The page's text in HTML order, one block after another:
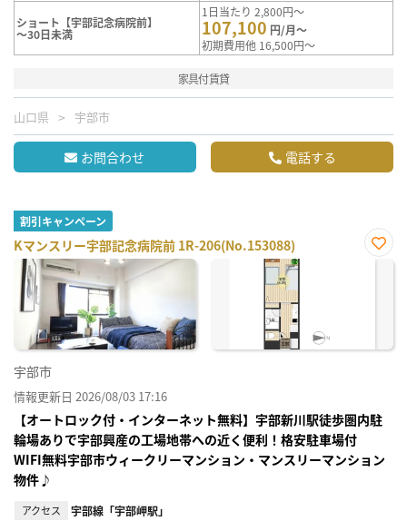
ショート【宇部記念病院前】
～30日未満
1日当たり 2,800円～
107,100 円/月～
初期費用他 16,500円～
家具付賃貸
山口県 宇部市
お問合わせ 電話する
割引キャンペーン
Kマンスリー宇部記念病院前 1R-206(No.153088)
お気
宇部市
情報更新日 2026/08/03 17:16
【オートロック付・インターネット無料】宇部新川駅徒歩圏内駐
輪場ありで宇部興産の工場地帯への近く便利！格安駐車場付
WIFI無料宇部市ウィークリーマンション・マンスリーマンション
物件♪
アクセス 宇部線「宇部岬駅」